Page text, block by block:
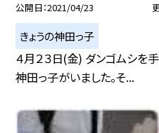
公開日 2021/04/23
きょうの神田っ子
４月２３日(金) ダンゴムシを
神田っ子がいました。そ...